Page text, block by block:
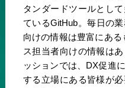
タンダードツールとし
ているGitHub。毎日の
向けの情報は豊富にあ
ス担当者向けの情報は
ッションでは、DX促進
する立場にある皆様が